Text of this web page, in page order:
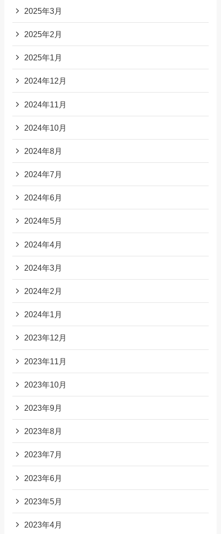
2025年3月
2025年2月
2025年1月
2024年12月
2024年11月
2024年10月
2024年8月
2024年7月
2024年6月
2024年5月
2024年4月
2024年3月
2024年2月
2024年1月
2023年12月
2023年11月
2023年10月
2023年9月
2023年8月
2023年7月
2023年6月
2023年5月
2023年4月